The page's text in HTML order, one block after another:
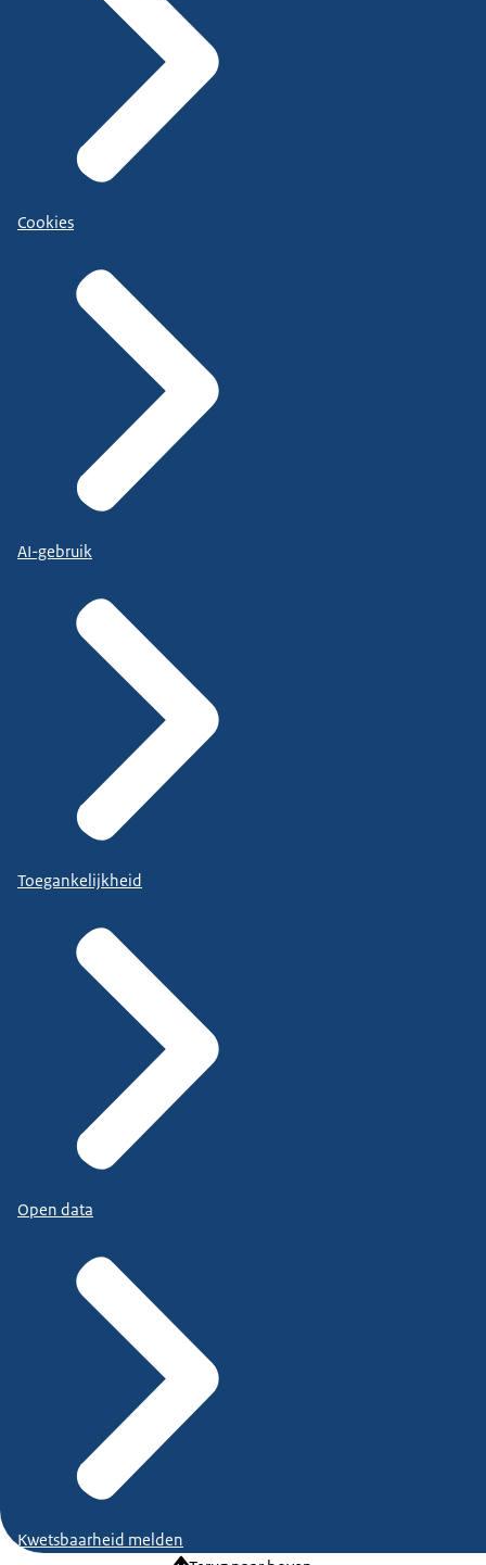
Cookies
AI-gebruik
Toegankelijkheid
Open data
Kwetsbaarheid melden